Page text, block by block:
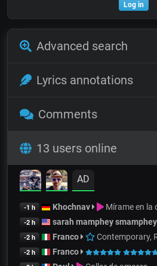
Log in
Advanced search
Lyrics annotations
Comments
13 users online
AD
-1 h Khochnav Mírame en la
-2 h sarah mamphey smamphey
-2 h Franco Contemporary,
-2 h Franco